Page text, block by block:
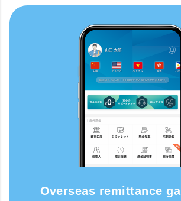
Overseas remittance